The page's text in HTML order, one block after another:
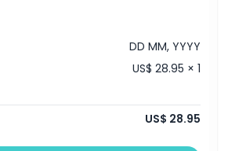
DD MM, YYYY
US$ 28.95 × 1
US$ 28.95